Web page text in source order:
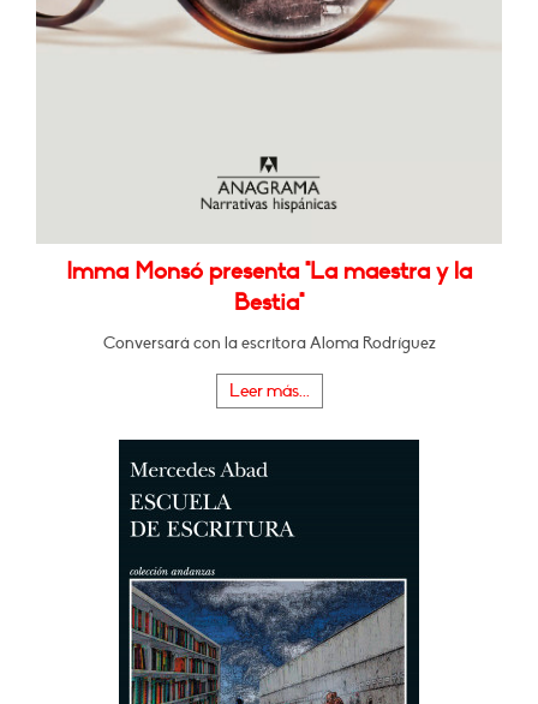
Imma Monsó presenta "La maestra y la
Bestia"
Conversará con la escritora Aloma Rodríguez
Leer más...